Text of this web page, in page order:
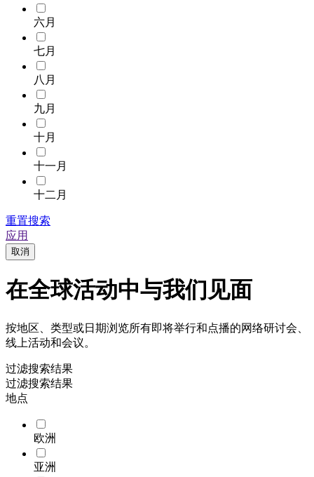
六月
七月
八月
九月
十月
十一月
十二月
重置搜索
应用
取消
在全球活动中与我们见面
按地区、类型或日期浏览所有即将举行和点播的网络研讨会、
线上活动和会议。
过滤搜索结果
过滤搜索结果
地点
欧洲
亚洲